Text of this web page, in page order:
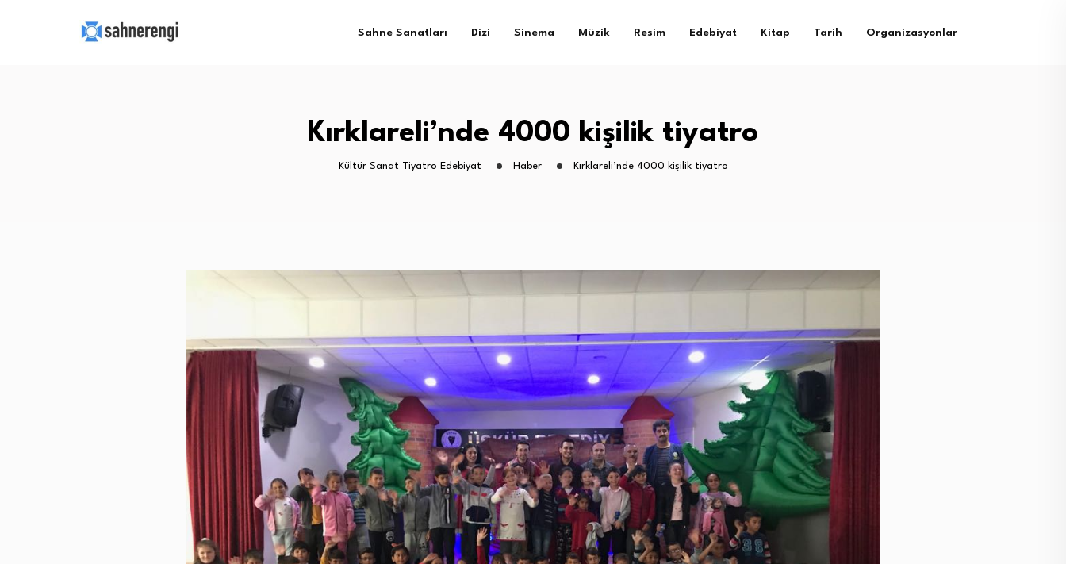
Sahne Sanatları Dizi Sinema Müzik Resim Edebiyat Kitap Tarih Organizasyonlar
Kırklareli’nde 4000 kişilik tiyatro
Kültür Sanat Tiyatro Edebiyat Haber Kırklareli’nde 4000 kişilik tiyatro